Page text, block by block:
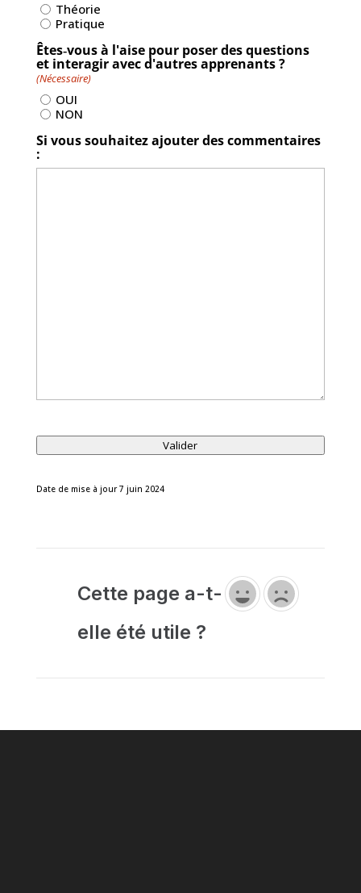
Théorie
Pratique
Êtes‐vous à l'aise pour poser des questions
et interagir avec d'autres apprenants ?
(Nécessaire)
OUI
NON
Si vous souhaitez ajouter des commentaires
:
Valider
Date de mise à jour 7 juin 2024
Cette page a-t-
elle été utile ?